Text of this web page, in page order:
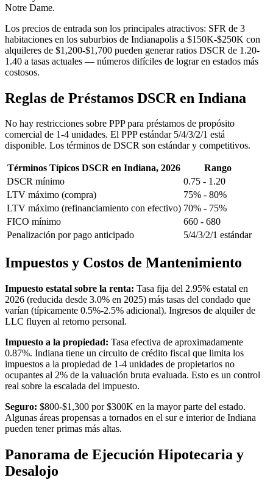
Notre Dame.
Los precios de entrada son los principales atractivos: SFR de 3
habitaciones en los suburbios de Indianapolis a $150K-$250K con
alquileres de $1,200-$1,700 pueden generar ratios DSCR de 1.20-
1.40 a tasas actuales — números difíciles de lograr en estados más
costosos.
Reglas de Préstamos DSCR en Indiana
No hay restricciones sobre PPP para préstamos de propósito
comercial de 1-4 unidades. El PPP estándar 5/4/3/2/1 está
disponible. Los términos de DSCR son estándar y competitivos.
Términos Típicos DSCR en Indiana, 2026
Rango
DSCR mínimo
0.75 - 1.20
LTV máximo (compra)
75% - 80%
LTV máximo (refinanciamiento con efectivo) 70% - 75%
FICO mínimo
660 - 680
Penalización por pago anticipado
5/4/3/2/1 estándar
Impuestos y Costos de Mantenimiento
Impuesto estatal sobre la renta: Tasa fija del 2.95% estatal en
2026 (reducida desde 3.0% en 2025) más tasas del condado que
varían (típicamente 0.5%-2.5% adicional). Ingresos de alquiler de
LLC fluyen al retorno personal.
Impuesto a la propiedad: Tasa efectiva de aproximadamente
0.87%. Indiana tiene un circuito de crédito fiscal que limita los
impuestos a la propiedad de 1-4 unidades de propietarios no
ocupantes al 2% de la valuación bruta evaluada. Esto es un control
real sobre la escalada del impuesto.
Seguro: $800-$1,300 por $300K en la mayor parte del estado.
Algunas áreas propensas a tornados en el sur e interior de Indiana
pueden tener primas más altas.
Panorama de Ejecución Hipotecaria y
Desalojo